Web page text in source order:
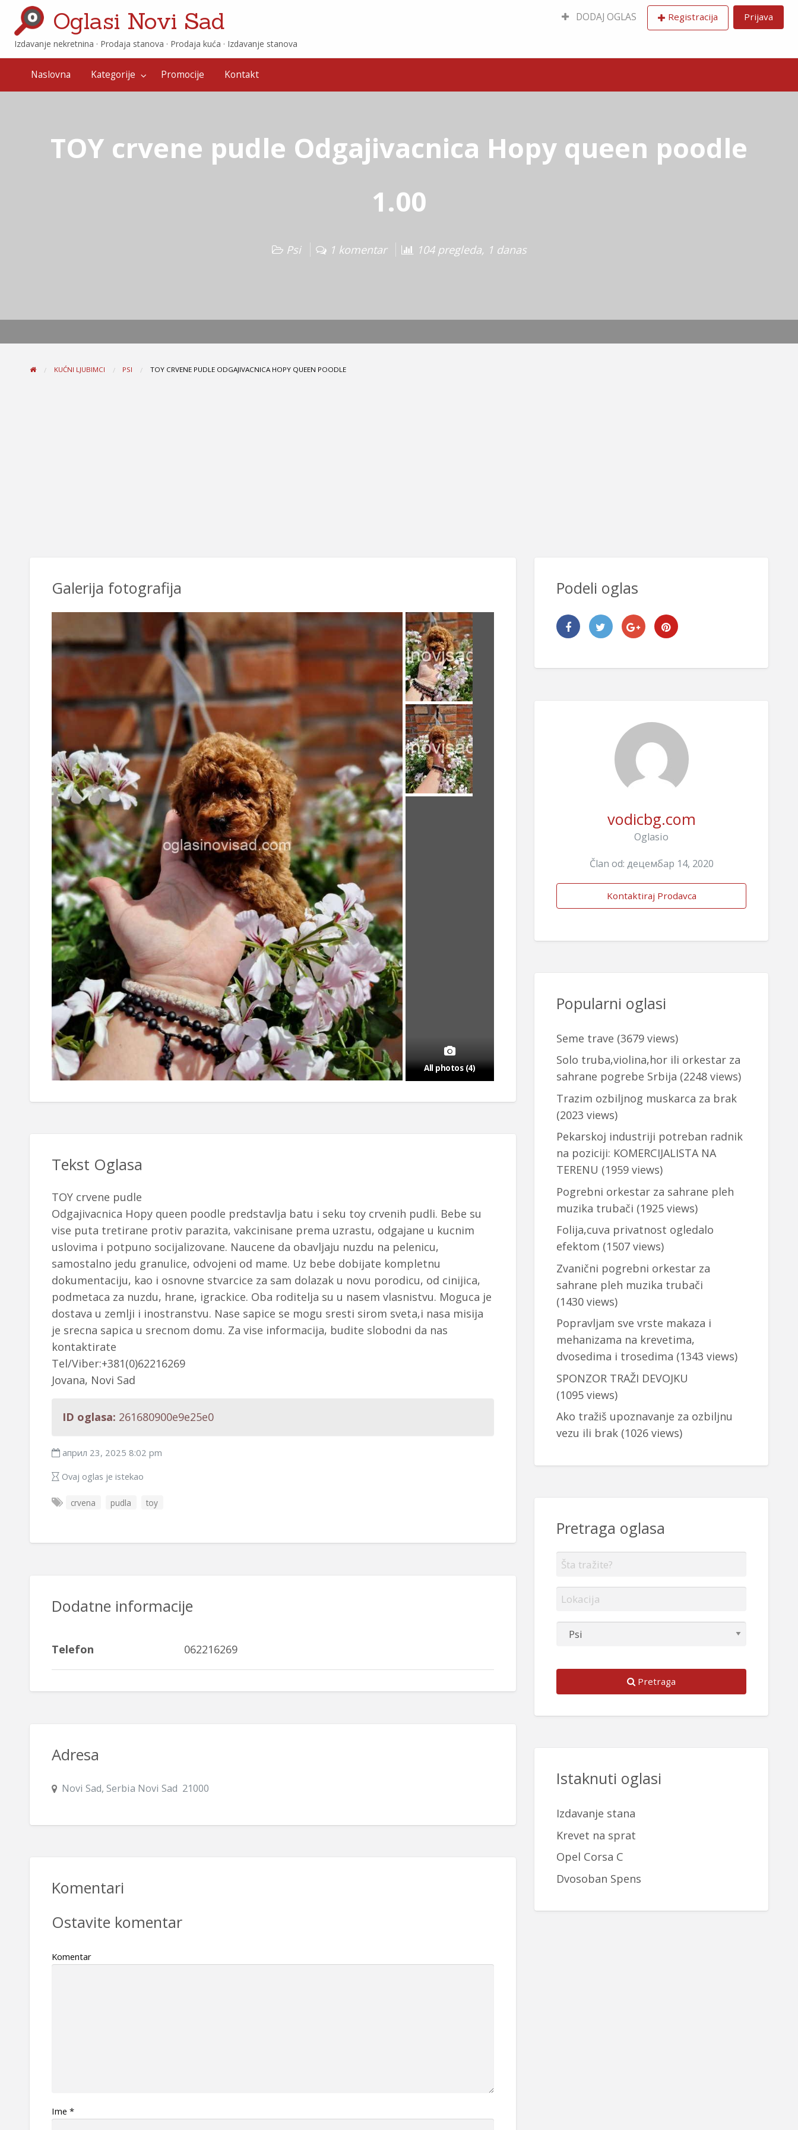
Promocije Kontakt
DODAJ OGLAS Registracija Prijava
Oglasi Novi Sad
Izdavanje nekretnina · ‎Prodaja stanova · ‎Prodaja kuća · ‎Izdavanje stanova
Naslovna Kategorije Promocije Kontakt
TOY crvene pudle Odgajivacnica Hopy queen poodle
1.00
Psi 1 komentar 104 pregleda, 1 danas
KUĆNI LJUBIMCI PSI TOY CRVENE PUDLE ODGAJIVACNICA HOPY QUEEN POODLE
Galerija fotografija
All photos (4)
Tekst Oglasa
TOY crvene pudle
Odgajivacnica Hopy queen poodle predstavlja batu i seku toy crvenih pudli. Bebe su
vise puta tretirane protiv parazita, vakcinisane prema uzrastu, odgajane u kucnim
uslovima i potpuno socijalizovane. Naucene da obavljaju nuzdu na pelenicu,
samostalno jedu granulice, odvojeni od mame. Uz bebe dobijate kompletnu
dokumentaciju, kao i osnovne stvarcice za sam dolazak u novu porodicu, od cinijica,
podmetaca za nuzdu, hrane, igrackice. Oba roditelja su u nasem vlasnistvu. Moguca je
dostava u zemlji i inostranstvu. Nase sapice se mogu sresti sirom sveta,i nasa misija
je srecna sapica u srecnom domu. Za vise informacija, budite slobodni da nas
kontaktirate
Tel/Viber:+381(0)62216269
Jovana, Novi Sad
ID oglasa: 261680900e9e25e0
април 23, 2025 8:02 pm
Ovaj oglas je istekao
crvena pudla toy
Dodatne informacije
Telefon 062216269
Adresa
Novi Sad, Serbia Novi Sad 21000
Komentari
Ostavite komentar
Komentar
Ime *
Podeli oglas
vodicbg.com
Oglasio
Član od: децембар 14, 2020
Kontaktiraj Prodavca
Popularni oglasi
Seme trave (3679 views)
Solo truba,violina,hor ili orkestar za
sahrane pogrebe Srbija (2248 views)
Trazim ozbiljnog muskarca za brak
(2023 views)
Pekarskoj industriji potreban radnik
na poziciji: KOMERCIJALISTA NA
TERENU (1959 views)
Pogrebni orkestar za sahrane pleh
muzika trubači (1925 views)
Folija,cuva privatnost ogledalo
efektom (1507 views)
Zvanični pogrebni orkestar za
sahrane pleh muzika trubači
(1430 views)
Popravljam sve vrste makaza i
mehanizama na krevetima,
dvosedima i trosedima (1343 views)
SPONZOR TRAŽI DEVOJKU
(1095 views)
Ako tražiš upoznavanje za ozbiljnu
vezu ili brak(1026 views)
Pretraga oglasa
Pretraga
Istaknuti oglasi
Izdavanje stana
Krevet na sprat
Opel Corsa C
Dvosoban Spens